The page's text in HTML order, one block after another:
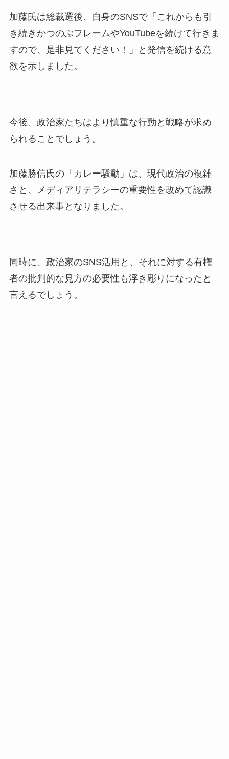
加藤氏は総裁選後、自身のSNSで「これからも引
き続きかつのぶフレームやYouTubeを続けて行きま
すので、是非見てください！」と発信を続ける意
欲を示しました。
今後、政治家たちはより慎重な行動と戦略が求め
られることでしょう。
加藤勝信氏の「カレー騒動」は、現代政治の複雑
さと、メディアリテラシーの重要性を改めて認識
させる出来事となりました。
同時に、政治家のSNS活用と、それに対する有権
者の批判的な見方の必要性も浮き彫りになったと
言えるでしょう。